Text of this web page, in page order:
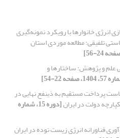
انرژی خانوارها با رویکرد نمونه‌گیری
تلفیقی: مطالعه موردی استان
علم و پژوهش: ساختارها و
پرداخت مستقیم به ذینفع نهایی در
دولت در ایران [دوره 15، شماره
فناورانه انرژی زیست توده در ایران